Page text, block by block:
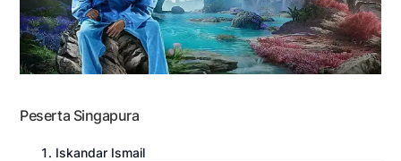
Peserta Singapura
Iskandar Ismail